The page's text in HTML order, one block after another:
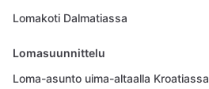
Lomakoti Dalmatiassa
Lomasuunnittelu
Loma-asunto uima-altaalla Kroatiassa